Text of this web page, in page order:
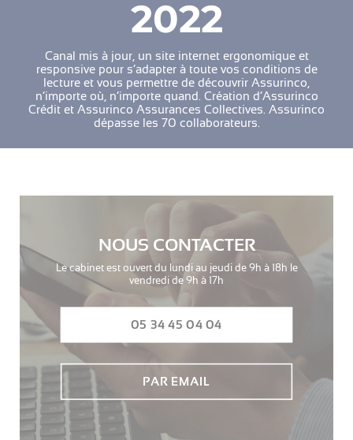
2022
Canal mis à jour, un site internet ergonomique et
responsive pour s’adapter à toute vos conditions de
lecture et vous permettre de découvrir Assurinco,
n’importe où, n’importe quand. Création d’Assurinco
Crédit et Assurinco Assurances Collectives. Assurinco
dépasse les 70 collaborateurs.
NOUS CONTACTER
Le cabinet est ouvert du lundi au jeudi de 9h à 18h le
vendredi de 9h à 17h
05 34 45 04 04
PAR EMAIL